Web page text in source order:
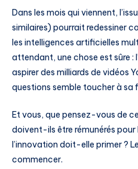
Dans les mois qui viennent,
similaires) pourrait redessiner
les intelligences artificielles
attendant, une chose est sûre :
aspirer des milliards de vidéos
questions semble toucher à sa
Et vous, que pensez-vous de
doivent-ils être rémunérés pour
l’innovation doit-elle primer ?
commencer.